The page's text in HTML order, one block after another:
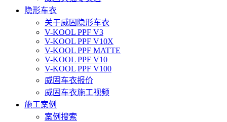
隐形车衣
关于威固隐形车衣
V-KOOL PPF V3
V-KOOL PPF V10X
V-KOOL PPF MATTE
V-KOOL PPF V10
V-KOOL PPF V100
威固车衣报价
威固车衣施工视频
施工案例
案例搜索